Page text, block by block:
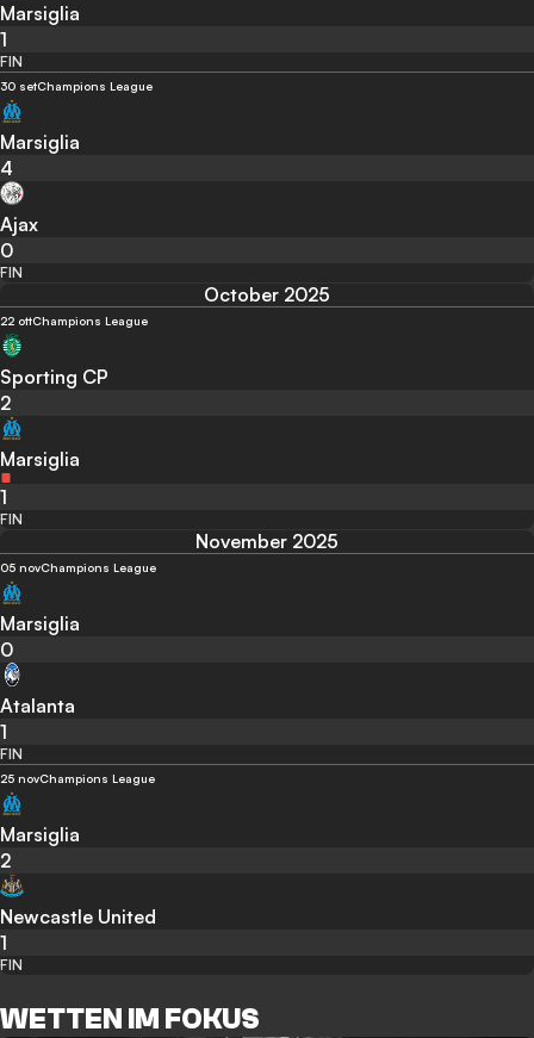
Marsiglia
1
FIN
30 setChampions League
Marsiglia
4
Ajax
0
FIN
October 2025
22 ottChampions League
Sporting CP
2
Marsiglia
1
FIN
November 2025
05 novChampions League
Marsiglia
0
Atalanta
1
FIN
25 novChampions League
Marsiglia
2
Newcastle United
1
FIN
WETTEN IM FOKUS